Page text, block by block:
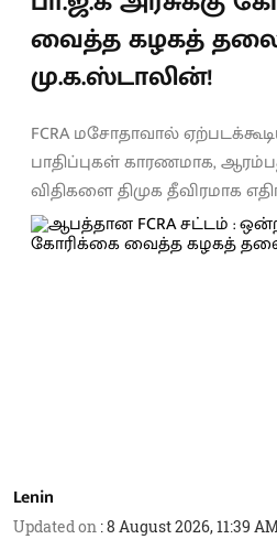
வைத்த கழகத்
மு.க.ஸ்டாலின்!
FCRA மசோதாவால்
பாதிப்புகள் காரணமாக,
விதிகளை திமுக தீவிரமாக
Lenin
Updated on :8 August 2026, 11:39